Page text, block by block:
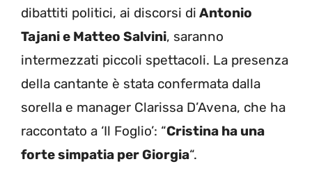
dibattiti politici, ai discorsi di Antonio
Tajani e Matteo Salvini, saranno
intermezzati piccoli spettacoli. La presenza
della cantante è stata confermata dalla
sorella e manager Clarissa D’Avena, che ha
raccontato a ‘Il Foglio’: “Cristina ha una
forte simpatia per Giorgia“.